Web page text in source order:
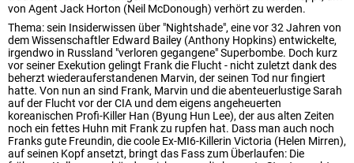
von Agent Jack Horton (Neil McDonough) verhört zu werden.
Thema: sein Insiderwissen über "Nightshade", eine vor 32 Jahren von
dem Wissenschaftler Edward Bailey (Anthony Hopkins) entwickelte,
irgendwo in Russland "verloren gegangene" Superbombe. Doch kurz
vor seiner Exekution gelingt Frank die Flucht - nicht zuletzt dank des
beherzt wiederauferstandenen Marvin, der seinen Tod nur fingiert
hatte. Von nun an sind Frank, Marvin und die abenteuerlustige Sarah
auf der Flucht vor der CIA und dem eigens angeheuerten
koreanischen Profi-Killer Han (Byung Hun Lee), der aus alten Zeiten
noch ein fettes Huhn mit Frank zu rupfen hat. Dass man auch noch
Franks gute Freundin, die coole Ex-MI6-Killerin Victoria (Helen Mirren),
auf seinen Kopf ansetzt, bringt das Fass zum Überlaufen: Die